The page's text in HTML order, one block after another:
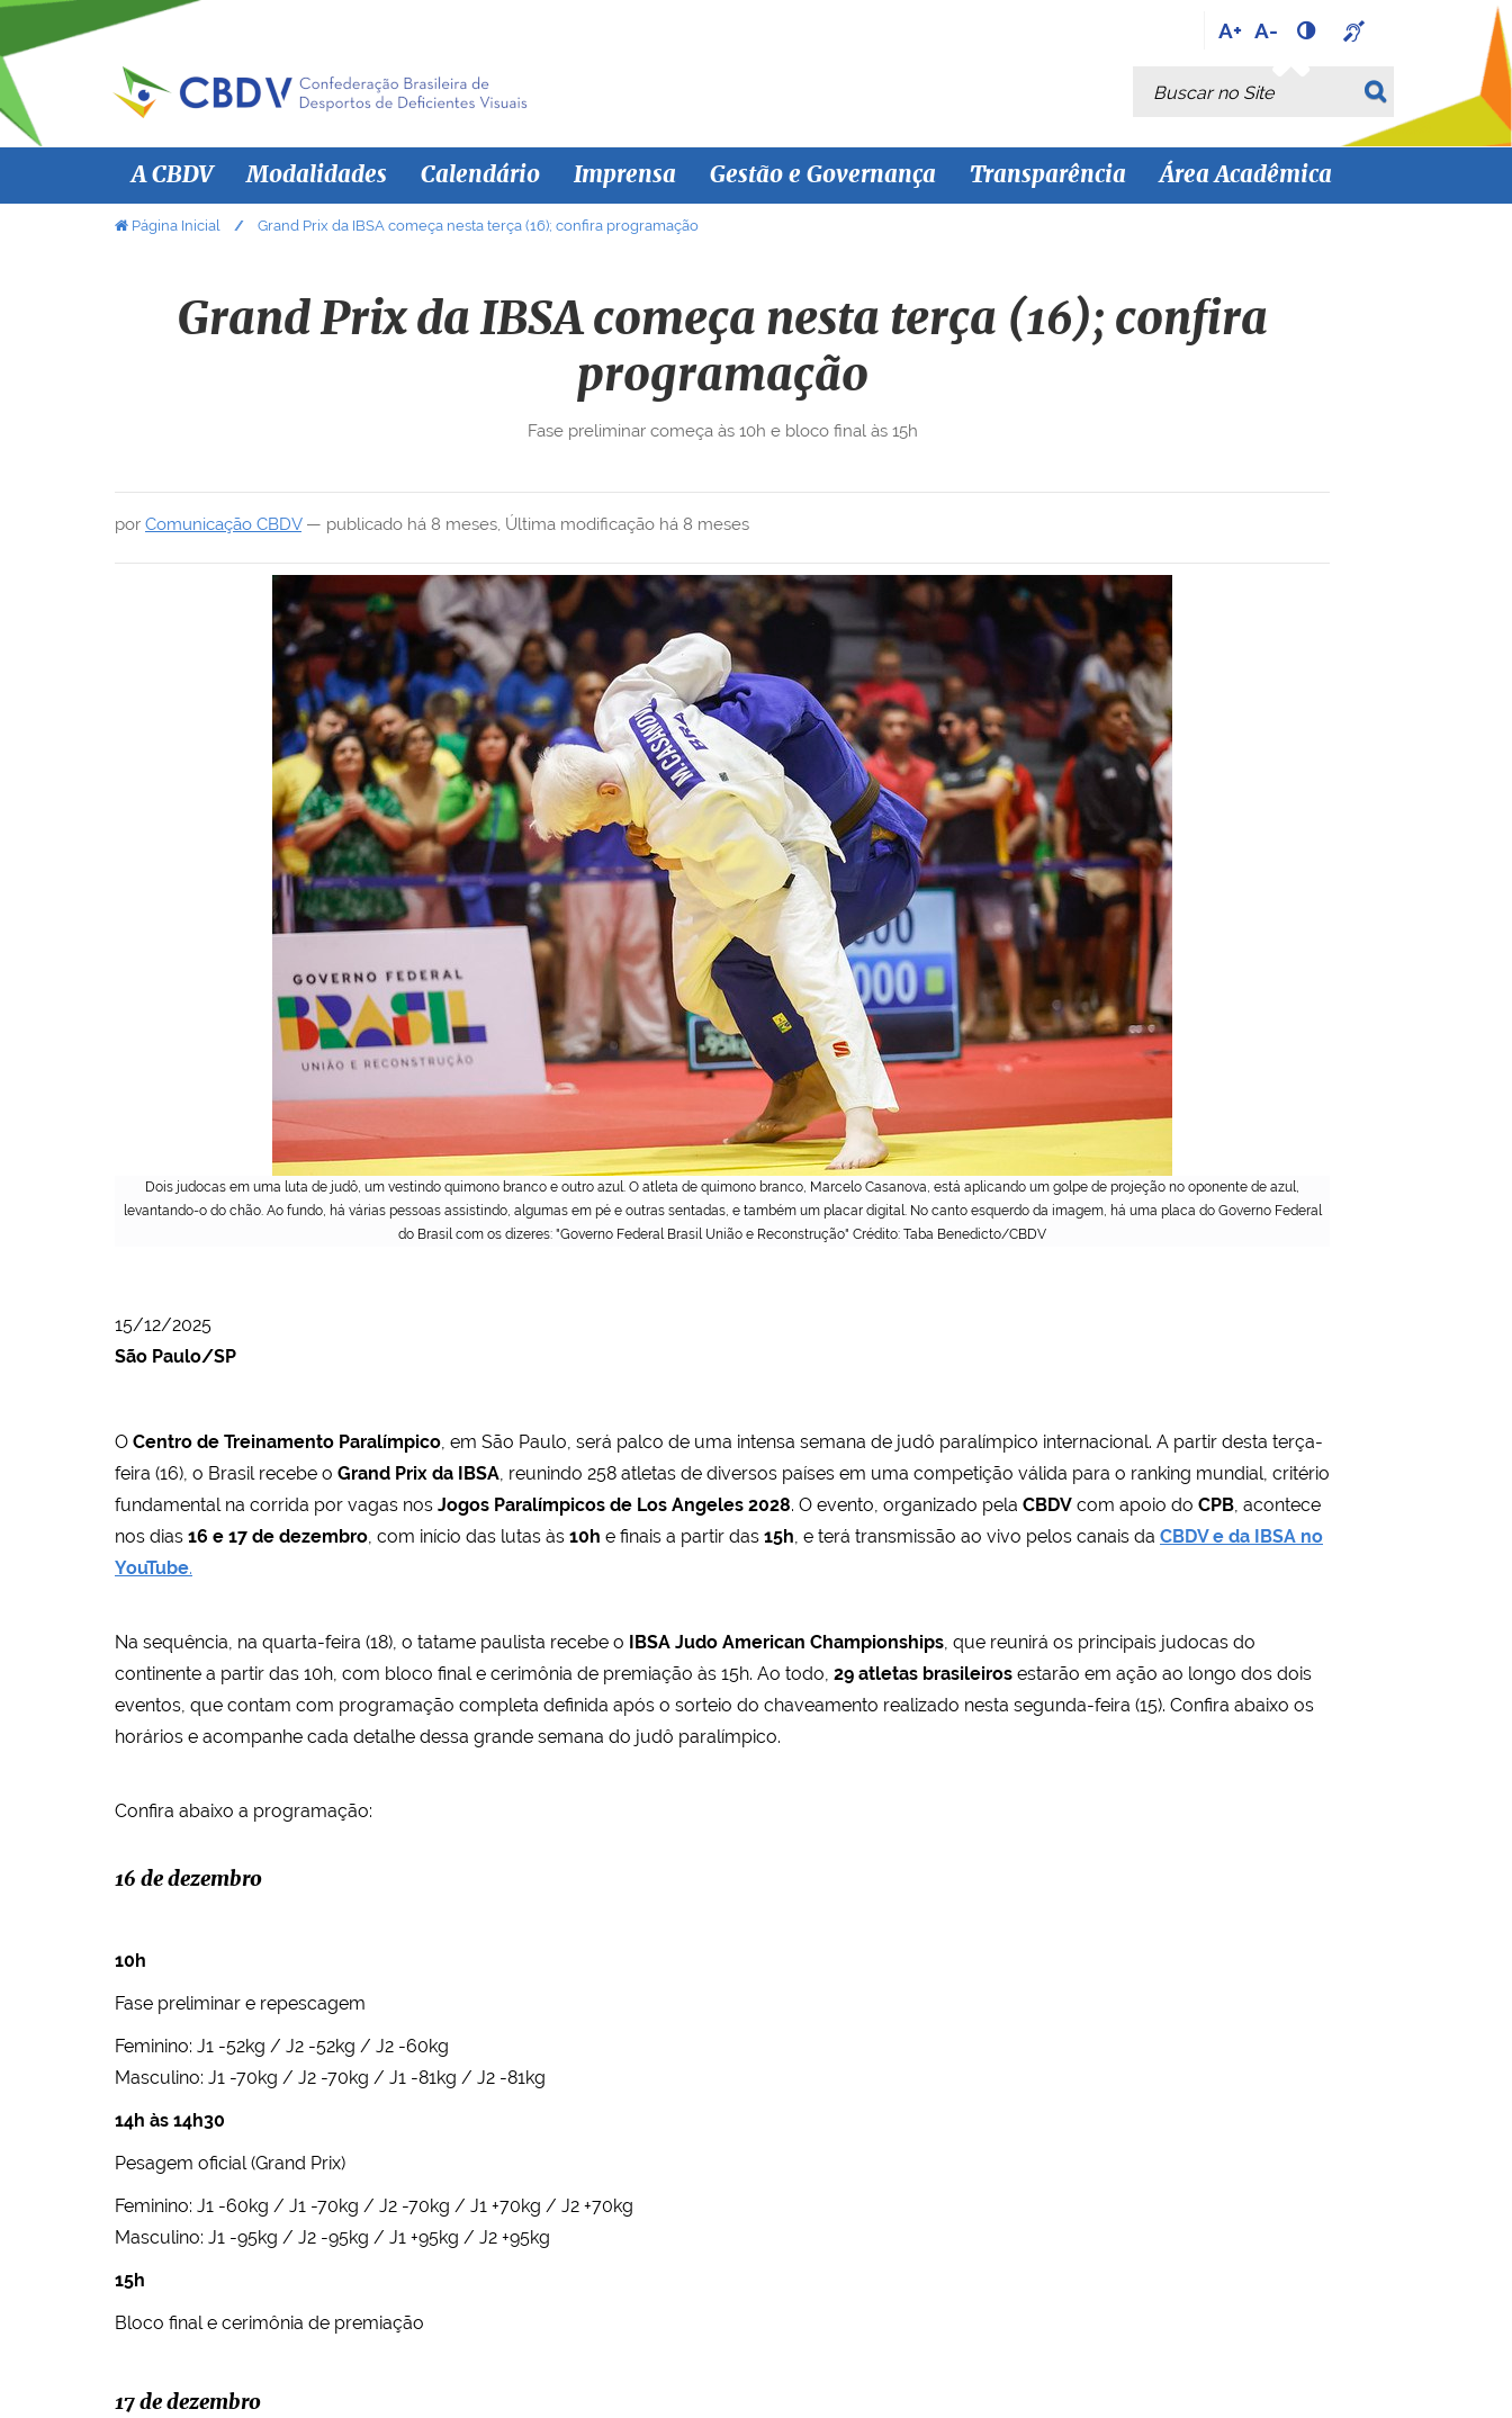
A+ A-
Busca
Busca Avançada…
A CBDV Modalidades Calendário Imprensa Gestão e Governança Transparência Área Acadêmica
V Página Inicial Grand Prix da IBSA começa nesta terça (16); confira programação
Dois judocas em uma luta de judô, um vestindo quimono branco e outro azul. O atleta de quimono branco, Marcelo Casanova, está aplicando um golpe de projeção no oponente de azul,
levantando-o do chão. Ao fundo, há várias pessoas assistindo, algumas em pé e outras sentadas, e também um placar digital. No canto esquerdo da imagem, há uma placa do Governo Federal
do Brasil com os dizeres: "Governo Federal Brasil União e Reconstrução" Crédito: Taba Benedicto/CBDV
Grand Prix da IBSA começa nesta terça (16); confira
programação
por Comunicação CBDV— publicado há 8 meses, Última modificação há 8 meses
Fase preliminar começa às 10h e bloco final às 15h
15/12/2025
São Paulo/SP
O Centro de Treinamento Paralímpico, em São Paulo, será palco de uma intensa semana de judô paralímpico internacional. A partir desta terça-
feira (16), o Brasil recebe o Grand Prix da IBSA, reunindo 258 atletas de diversos países em uma competição válida para o ranking mundial, critério
fundamental na corrida por vagas nos Jogos Paralímpicos de Los Angeles 2028. O evento, organizado pela CBDV com apoio do CPB, acontece
nos dias 16 e 17 de dezembro, com início das lutas às 10h e finais a partir das 15h, e terá transmissão ao vivo pelos canais da CBDV e da IBSA no
YouTube.
Na sequência, na quarta-feira (18), o tatame paulista recebe o IBSA Judo American Championships, que reunirá os principais judocas do
continente a partir das 10h, com bloco final e cerimônia de premiação às 15h. Ao todo, 29 atletas brasileiros estarão em ação ao longo dos dois
eventos, que contam com programação completa definida após o sorteio do chaveamento realizado nesta segunda-feira (15). Confira abaixo os
horários e acompanhe cada detalhe dessa grande semana do judô paralímpico.
Confira abaixo a programação:
16 de dezembro
10h
Fase preliminar e repescagem
Feminino: J1 -52kg / J2 -52kg / J2 -60kg
Masculino: J1 -70kg / J2 -70kg / J1 -81kg / J2 -81kg
14h às 14h30
Pesagem oficial (Grand Prix)
Feminino: J1 -60kg / J1 -70kg / J2 -70kg / J1 +70kg / J2 +70kg
Masculino: J1 -95kg / J2 -95kg / J1 +95kg / J2 +95kg
15h
Bloco final e cerimônia de premiação
17 de dezembro